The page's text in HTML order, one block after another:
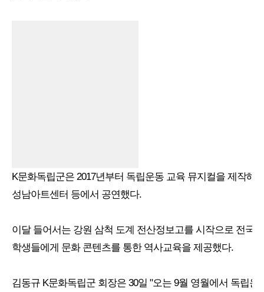
K문화독립군은 2017년부터 독립운동 교육 뮤지컬을 제작해
성남아트센터 등에서 공연했다.
이달 들어서는 강원 삼척 도계 전산정보고를 시작으로 전국
학생들에게 문화 콘텐츠를 통한 역사교육을 제공했다.
김동규 K문화독립군 회장은 30일 "오는 9월 영월에서 독립